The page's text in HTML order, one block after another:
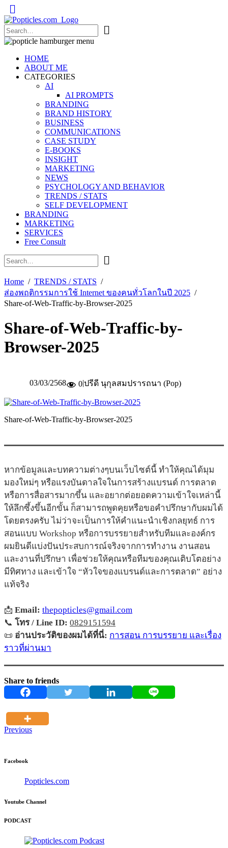
Popticles.com
HOME
ABOUT ME
CATEGORIES
AI
AI PROMPTS
BRANDING
BRAND HISTORY
BUSINESS
COMMUNICATIONS
CASE STUDY
E-BOOKS
INSIGHT
MARKETING
NEWS
PSYCHOLOGY AND BEHAVIOR
TRENDS / STATS
SELF DEVELOPMENT
BRANDING
MARKETING
SERVICES
Free Consult
Home
TRENDS / STATS
ส่องพฤติกรรมการใช้ Internet ของคนทั่วโลกในปี 2025
Share-of-Web-Traffic-by-Browser-2025
Share-of-Web-Traffic-by-
Browser-2025
03/03/2568 0|ปรีดี นุกุลสมปรารถนา (Pop)
Share-of-Web-Traffic-by-Browser-2025
หากข้อมูลและบทความต่างๆบนเว็บไซต์นี้ ทำให้คุณได้มุม
มองใหม่ๆ หรือแรงบันดาลใจในการสร้างแบรนด์ การตลาด
หรือการสื่อสารมากขึ้น และอยากต่อยอดความเข้าใจเหล่านี้
ให้ลึกซึ้งขึ้นอีกขั้น ก็สามารถพูดคุยหรือขอคำปรึกษากับผมได้
โดยตรงครับ ไม่ว่าจะเป็นการให้คำแนะนำเชิงกลยุทธ์ การ
สอนแบบ Workshop หรือการบรรยายสำหรับทีมและองค์กร
ผมยินดีแบ่งปันประสบการณ์จริงจากการทำงาน งานสอน
และงานที่ปรึกษา เพื่อช่วยให้คุณหรือทีมของคุณเติบโตอย่าง
มีทิศทาง และเข้าใจ “หัวใจของแบรนด์และการตลาด” อย่าง
แท้จริง
📩 Email: thepopticles@gmail.com
📞 โทร / Line ID: 0829151594
📜 อ่านประวัติของผมได้ที่นี่: การสอน การบรรยาย และเรื่อง
ราวที่ผ่านมา
Share to friends
Previous
Facebook
Popticles.com
Youtube Channel
PODCAST